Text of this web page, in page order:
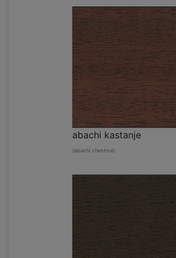
abachi kastanje
(abachi chestnut)